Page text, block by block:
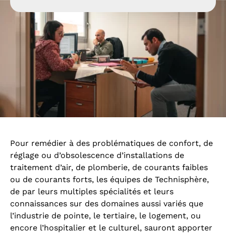
Pour remédier à des problématiques de confort, de
réglage ou d’obsolescence d’installations de
traitement d’air, de plomberie, de courants faibles
ou de courants forts, les équipes de Technisphère,
de par leurs multiples spécialités et leurs
connaissances sur des domaines aussi variés que
l’industrie de pointe, le tertiaire, le logement, ou
encore l’hospitalier et le culturel, sauront apporter